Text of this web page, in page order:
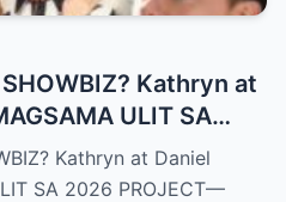
Kathryn at
ULIT SA
SUBAYBAY,
Kathryn at Daniel
SA 2026 PROJECT—